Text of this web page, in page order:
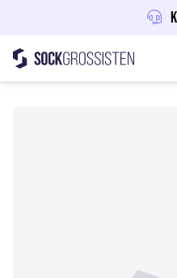
Hoppa till innehåll
Sockgrossisten